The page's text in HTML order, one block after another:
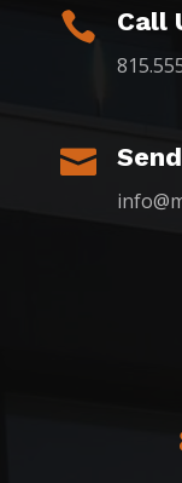
 Call
